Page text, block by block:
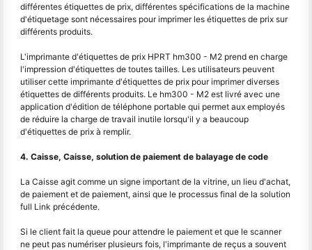
différentes étiquettes de prix, différentes spécifications de la machine
d'étiquetage sont nécessaires pour imprimer les étiquettes de prix sur
différents produits.
L'imprimante d'étiquettes de prix HPRT hm300 - M2 prend en charge
l'impression d'étiquettes de toutes tailles. Les utilisateurs peuvent
utiliser cette imprimante d'étiquettes de prix pour imprimer diverses
étiquettes de différents produits. Le hm300 - M2 est livré avec une
application d'édition de téléphone portable qui permet aux employés
de réduire la charge de travail inutile lorsqu'il y a beaucoup
d'étiquettes de prix à remplir.
4. Caisse, Caisse, solution de paiement de balayage de code
La Caisse agit comme un signe important de la vitrine, un lieu d'achat,
de paiement et de paiement, ainsi que le processus final de la solution
full Link précédente.
Si le client fait la queue pour attendre le paiement et que le scanner
ne peut pas numériser plusieurs fois, l'imprimante de reçus a souvent